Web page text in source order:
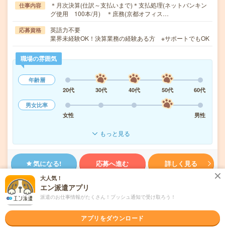
仕事内容
＊月次決算(仕訳～支払いまで)＊支払処理(ネットバンキン
グ使用 100本/月) ＊庶務(京都オフィス…
応募資格
英語力不要
業界未経験OK！決算業務の経験ある方 ※サポートでもOK
職場の雰囲気
年齢層
20代
30代 40代 50代
60代
男女比率
女性
男性
もっと見る
気になる! 応募へ進む 詳しく見る
派遣会社
未読 掲載日 2026/08/09
大人気！
エン派遣アプリ
派遣のお仕事情報がたくさん！プッシュ通知で受け取ろう！
アプリをダウンロード